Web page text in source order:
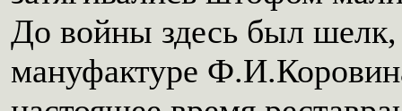
До войны здесь был
мануфактуре